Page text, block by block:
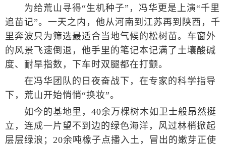
为给荒山寻得“生机种子”，冯华更是上演“千里
追苗记”。一天之内，他从河南到江苏再到陕西，千
里奔波只为筛选最适合当地气候的松树苗。车窗外
的风景飞速倒退，他手里的笔记本记满了土壤酸碱
度、耐旱指数，下车时双腿都在打颤。
在冯华团队的日夜奋战下，在专家的科学指导
下，荒山开始悄悄“换妆”。
如今的基地里，40余万棵树木如卫士般昂然挺
立，连成一片望不到边的绿色海洋，风过林梢掀起
层层绿浪；20余吨橡子点播入土，冒出的嫩芽正使